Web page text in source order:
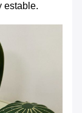
estable.